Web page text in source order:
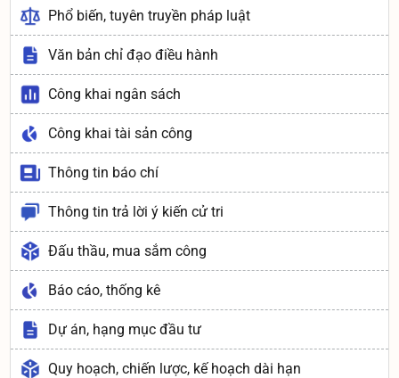
Phổ biến, tuyên truyền pháp luật
Văn bản chỉ đạo điều hành
Công khai ngân sách
Công khai tài sản công
Thông tin báo chí
Thông tin trả lời ý kiến cử tri
Đấu thầu, mua sắm công
Báo cáo, thống kê
Dự án, hạng mục đầu tư
Quy hoạch, chiến lược, kế hoạch dài hạn